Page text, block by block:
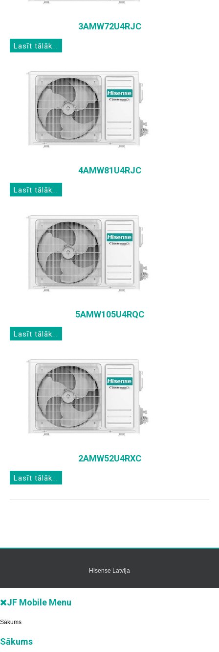
3AMW72U4RJC
Lasīt tālāk...
4AMW81U4RJC
Lasīt tālāk...
5AMW105U4RQC
Lasīt tālāk...
2AMW52U4RXC
Lasīt tālāk...
Hisense Latvija
JF Mobile Menu
Sākums
Sākums